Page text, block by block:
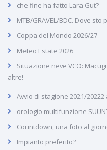
che fine ha fatto Lara Gut?
MTB/GRAVEL/BDC. Dove
Coppa del Mondo 2026/27
Meteo Estate 2026
Situazione neve VCO:
altre!
Avvio di stagione 2021/
orologio multifunzione
Countdown, una foto al
Impianto preferito?